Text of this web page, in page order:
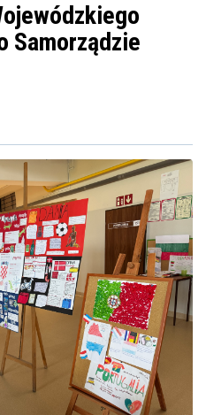
Samorządzie